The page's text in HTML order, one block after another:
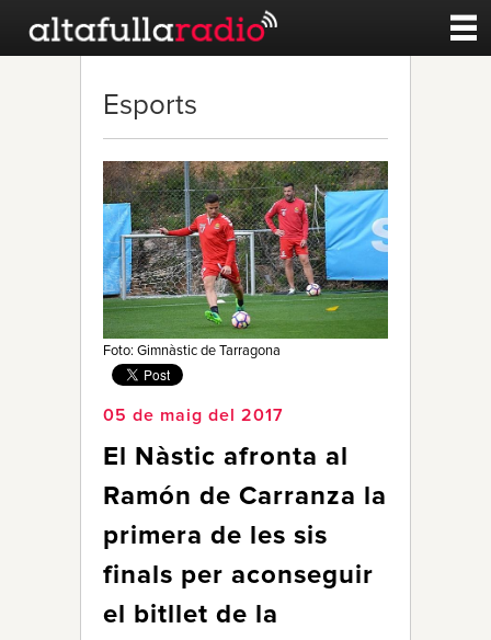
Esports
Noticies
Qui Som
Esports
Foto: Gimnàstic de Tarragona
05 de maig del 2017
El Nàstic afronta al
Ramón de Carranza la
primera de les sis
finals per aconseguir
el bitllet de la